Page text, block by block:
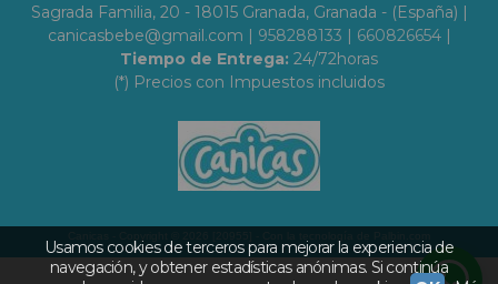
Sagrada Familia, 20 - 18015 Granada, Granada - (España) |
canicasbebe@gmail.com | 958288133 | 660826654|
Tiempo de Entrega: 24/72horas
(*) Precios con Impuestos incluidos
Usamos cookies de terceros para mejorar la experiencia de
navegación, y obtener estadísticas anónimas. Si continúa